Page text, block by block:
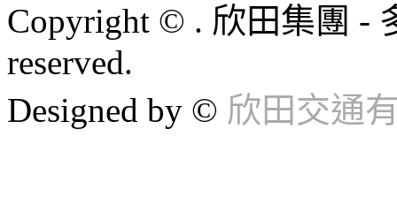
Copyright © . 欣田集團 -
reserved.
Designed by © 欣田交通